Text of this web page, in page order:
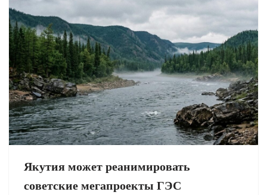
Якутия может реанимировать
советские мегапроекты ГЭС